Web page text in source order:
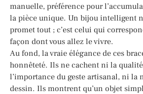
manuelle, préférence pour
la pièce unique. Un bijou intelligent
promet tout ; c’est celui qui
façon dont vous allez le vivre.
Au fond, la vraie élégance de ces
honnêteté. Ils ne cachent ni la
l’importance du geste artisanal, ni la
dessin. Ils montrent qu’un objet